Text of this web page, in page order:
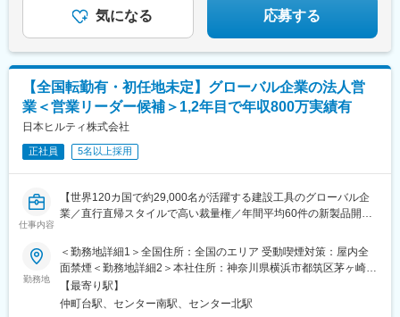
公園駅、蛍池駅、津久見駅、松浦駅、石橋駅(長崎県)、上田駅、小
作駅、和泉多摩川駅、井荻駅、阿波山川駅、石井駅(徳島県)、南小
松島駅、ゆいの杜東駅、高久駅、五位堂駅、富雄駅、西加積駅、
東野尻駅、ハーモニーホール駅、遠賀川駅、行橋駅、糸島高校前
駅、保原駅、会津若松駅、原ノ町駅、山陽網干駅、三木駅(神戸電
鉄線)、南小樽駅、稲積公園駅、苫小牧駅、和歌山港駅、淀屋橋
駅、大山駅(東京都)、モレラ岐阜駅、千歳駅(北海道)、卸町駅(宮城
県)、伏屋駅、吉塚駅、伊予三島駅、友部駅、花崎駅、偕楽園駅、
守谷駅、ゆめみ野駅、北春日部駅、上星川駅、善行駅、三崎口
駅、内宿駅、柏の葉キャンパス駅、岩瀬駅、古河駅、鶴瀬駅、東
駅、川和町駅、雀宮駅、岡本駅(栃木県)、木更津駅、北松戸駅、武
里駅、栗橋駅、樅山駅、湯河原駅、松戸駅、東富岡駅、新鹿沼
竹向原駅、鶴間駅、西大島駅、新浦安駅、本蓮沼駅、相模原駅、
十条駅(東京都)、みどり台駅、東宿郷駅、江曽島駅、笠間駅、下館
駅、新守谷駅、流山おおたかの森駅、南柏駅、明大前駅、塚原
駅、瀬谷駅、北茅ケ崎駅、千葉ニュータウン中央駅、柏駅、西小
泉駅、公津の杜駅、八街駅、茂原駅、牛浜駅、藤沢駅、雑色駅、
気になる 応募する
【全国転勤有・初任地未定】グローバル企業の法人営
業＜営業リーダー候補＞1,2年目で年収800万実績有
日本ヒルティ株式会社
正社員 5名以上採用
仕事内容
【世界120カ国で約29,000名が活躍する建設工具のグローバル企
業／直行直帰スタイルで高い裁量権／年間平均60件の新製品開発
◆明確な評価制度／固定給8割＋インセンティブあり／年間休日
125日／社員定着率92％◆
■募集背景
建設業界において、圧倒的なブランド力と製品力を武器に事業を
勤務地
＜勤務地詳細1＞全国住所：全国のエリア 受動喫煙対策：屋内全
面禁煙＜勤務地詳細2＞本社住所：神奈川県横浜市都筑区茅ヶ崎南
2-6-20 勤務地最寄駅：横浜市営地下鉄線／仲町台駅受動喫煙対
策：屋内全面禁煙変更の範囲：会社の定める事業所（リモートワ
【最寄り駅】
仲町台駅、センター南駅、センター北駅